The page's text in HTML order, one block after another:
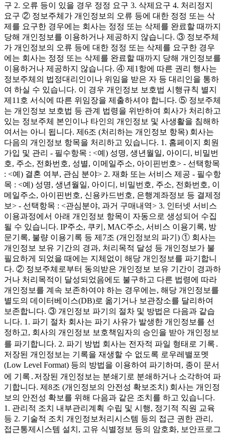
구 2. 오류 등이 있을 경우 정정 요구 3. 삭제요구 4. 처리정지
요구 ② 정보주체가 개인정보의 오류 등에 대한 정정 또는 삭
제를 요구한 경우에는 회사는 정정 또는 삭제를 완료할 때까지
당해 개인정보를 이용하거나 제공하지 않습니다. ③ 정보주체
가 개인정보의 오류 등에 대한 정정 또는 삭제를 요구한 경우
에는 회사는 정정 또는 삭제를 완료할 때까지 당해 개인정보를
이용하거나 제공하지 않습니다. ④ 제1항에 따른 권리 행사는
정보주체의 법정대리인이나 위임을 받은 자 등 대리인을 통하
여 하실 수 있습니다. 이 경우 개인정보 보호법 시행규칙 별지
제11호 서식에 따른 위임장을 제출하셔야 합니다. ⑤ 정보주체
는 개인정보 보호법 등 관계 법령을 위반하여 회사가 처리하고
있는 정보주체 본인이나 타인의 개인정보 및 사생활을 침해하
여서는 아니 됩니다. 제6조 (처리하는 개인정보 항목) 회사는
다음의 개인정보 항목을 처리하고 있습니다. 1. 홈페이지 회원
가입 및 관리 - 필수항목 : <예) 성명, 생년월일, 아이디, 비밀번
호, 주소, 전화번호, 성별, 이메일주소, 아이핀번호> - 선택항목
: <예) 결혼 여부, 관심 분야> 2. 재화 또는 서비스 제공 - 필수항
목 : <예) 성명, 생년월일, 아이디, 비밀번호, 주소, 전화번호, 이
메일주소, 아이핀번호, 신용카드번호, 은행계좌정보 등 결제정
보> - 선택항목 : <관심분야, 과거 구매내역> 3. 인터넷 서비스
이용과정에서 아래 개인정보 항목이 자동으로 생성되어 수집
될 수 있습니다. IP주소, 쿠키, MAC주소, 서비스 이용기록, 방
문기록, 불량 이용기록 등 제7조 (개인정보의 파기) ① 회사는
개인정보 보유 기간의 경과, 처리목적 달성 등 개인정보가 불
필요하게 되었을 때에는 지체없이 해당 개인정보를 파기합니
다. ② 정보주체로부터 동의받은 개인정보 보유 기간이 경과하
거나 처리목적이 달성되었음에도 불구하고 다른 법령에 따라
개인정보를 계속 보존하여야 하는 경우에는, 해당 개인정보를
별도의 데이터베이스(DB)로 옮기거나 보관장소를 달리하여
보존합니다. ③ 개인정보 파기의 절차 및 방법은 다음과 같습
니다. 1. 파기 절차 회사는 파기 사유가 발생한 개인정보를 선
정하고, 회사의 개인정보 보호책임자의 승인을 받아 개인정보
를 파기합니다. 2. 파기 방법 회사는 전자적 파일 형태로 기록․
저장된 개인정보는 기록을 재생할 수 없도록 로우레밸포멧
(Low Level Format) 등의 방법을 이용하여 파기하며, 종이 문서
에 기록․저장된 개인정보는 분쇄기로 분쇄하거나 소각하여 파
기합니다. 제8조 (개인정보의 안전성 확보조치) 회사는 개인정
보의 안전성 확보를 위해 다음과 같은 조치를 하고 있습니다.
1. 관리적 조치 내부관리계획 수립 및 시행, 정기적 직원 교육
등 2. 기술적 조치 개인정보처리시스템 등의 접근 권한 관리,
접근통제시스템 설치, 고유 식별정보 등의 암호화, 보안프로그